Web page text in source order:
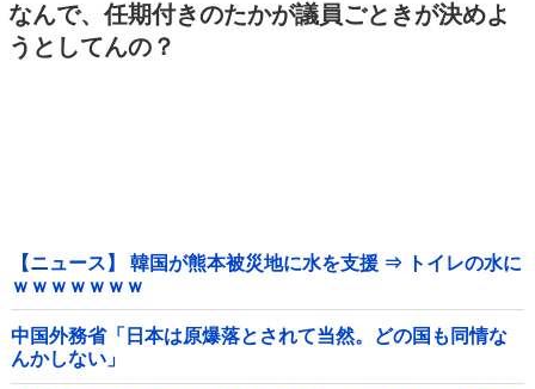
なんで、任期付きのたかが議員ごときが決めよ
うとしてんの？
【ニュース】 韓国が熊本被災地に水を支援 ⇒ トイレの水に
ｗｗｗｗｗｗｗ
中国外務省「日本は原爆落とされて当然。どの国も同情な
んかしない」